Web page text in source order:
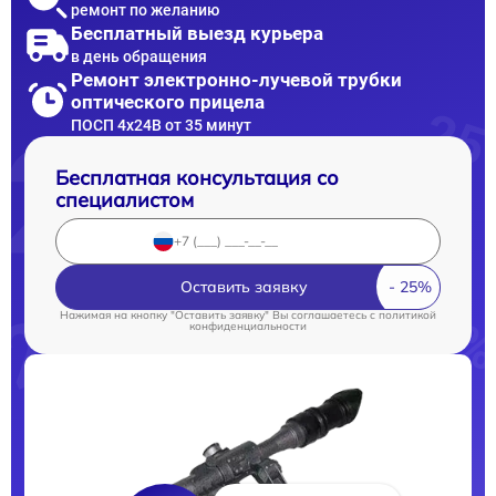
ремонт по желанию
Бесплатный выезд курьера
в день обращения
Ремонт электронно-лучевой трубки
оптического прицела
ПОСП 4x24B от 35 минут
Бесплатная консультация со
специалистом
Оставить заявку
Нажимая на кнопку "Оставить заявку" Вы соглашаетесь cполитикой
конфиденциальности